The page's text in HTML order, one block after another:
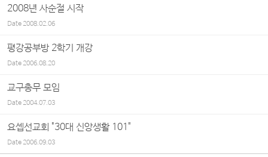
2008년 사순절 시작
Date2008.02.06
평강공부방 2학기 개강
Date2006.08.20
교구총무 모임
Date2004.07.03
요셉선교회 "30대 신앙생활 101"
Date2006.09.03